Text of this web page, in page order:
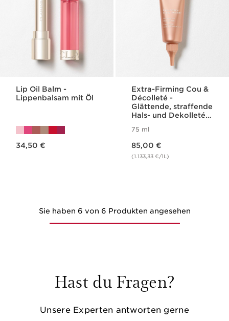
Lip Oil Balm -
Lippenbalsam mit Öl
34,50 €
Extra-Firming Cou &
Décolleté -
Glättende, straffende
Hals- und Dekolleté-
75 ml
85,00 €
(1.133,33 €/1L)
Sie haben 6 von 6 Produkten angesehen
Hast du Fragen?
Unsere Experten antworten gerne